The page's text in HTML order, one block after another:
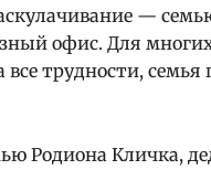
—
офис. Для
трудности, семья
Родиона Кличка,